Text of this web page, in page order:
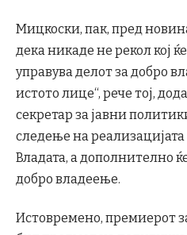
Мицкоски, пак, пред
дека никаде не рекол кој
управува делот за добро
истото лице“, рече тој,
секретар за јавни
следење на
Владата, а дополнително
добро владеење.
Истовремено, премиерот